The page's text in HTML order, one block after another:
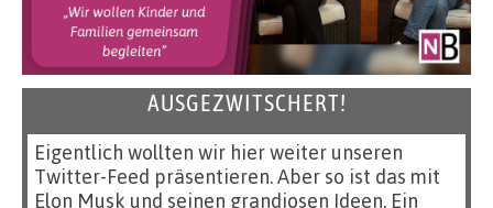
AUSGEZWITSCHERT!
Eigentlich wollten wir hier weiter unseren
Twitter-Feed präsentieren. Aber so ist das mit
Elon Musk und seinen grandiosen Ideen. Ein